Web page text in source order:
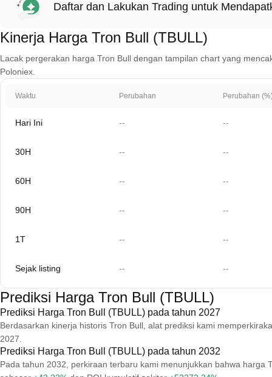
Daftar dan Lakukan Trading untuk
Kinerja Harga Tron Bull (TBULL)
Lacak pergerakan harga Tron Bull dengan tampilan chart yang
Poloniex.
Waktu Perubahan Perubahan
Hari Ini -- --
30H -- --
60H -- --
90H -- --
1T -- --
Sejak listing -- --
Prediksi Harga Tron Bull (TBULL)
Prediksi Harga Tron Bull (TBULL) pada tahun 2027
Berdasarkan kinerja historis Tron Bull, alat prediksi kami
2027.
Prediksi Harga Tron Bull (TBULL) pada tahun 2032
Pada tahun 2032, perkiraan terbaru kami menunjukkan bahwa harga